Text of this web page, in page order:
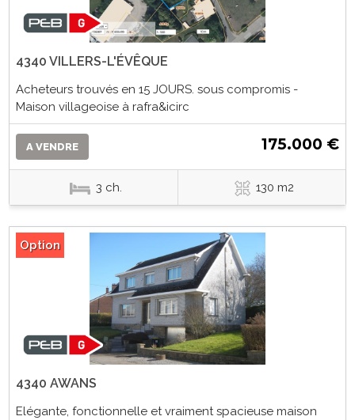
4340 VILLERS-L'ÉVÊQUE
Acheteurs trouvés en 15 JOURS. sous compromis -
Maison villageoise à rafra&icirc
A VENDRE 175.000 €
3 ch. 130 m2
Option
4340 AWANS
Elégante, fonctionnelle et vraiment spacieuse maison